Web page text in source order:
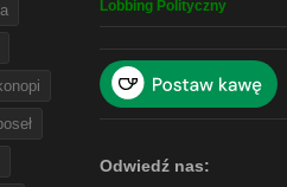
Lobbing Polityczny
Odwiedź nas: